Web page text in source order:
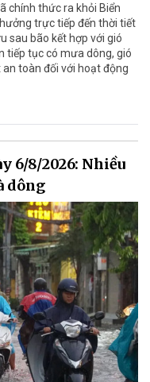
chính thức ra khỏi Biển
trực tiếp đến thời tiết
sau bão kết hợp với gió
tiếp tục có mưa dông, gió
toàn đối với hoạt động
6/8/2026: Nhiều
dông